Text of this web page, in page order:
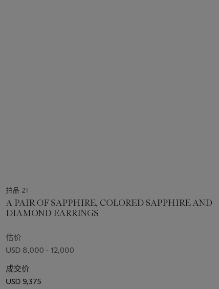
拍品 21
A PAIR OF SAPPHIRE, COLORED SAPPHIRE AND
DIAMOND EARRINGS
估价
USD 8,000 - 12,000
成交价
USD 9,375